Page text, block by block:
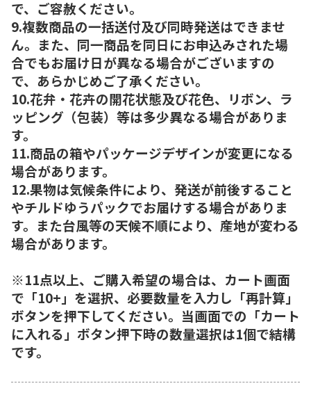
で、ご容赦ください。
9.複数商品の一括送付及び同時発送はできませ
ん。また、同一商品を同日にお申込みされた場
合でもお届け日が異なる場合がございますの
で、あらかじめご了承ください。
10.花弁・花卉の開花状態及び花色、リボン、ラ
ッピング（包装）等は多少異なる場合がありま
す。
11.商品の箱やパッケージデザインが変更になる
場合があります。
12.果物は気候条件により、発送が前後すること
やチルドゆうパックでお届けする場合がありま
す。また台風等の天候不順により、産地が変わる
場合があります。
※11点以上、ご購入希望の場合は、カート画面
で「10+」を選択、必要数量を入力し「再計算」
ボタンを押下してください。当画面での「カート
に入れる」ボタン押下時の数量選択は1個で結構
です。